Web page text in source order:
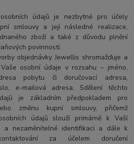
údajů je nezbytné pro účely
smlouvy a její následné realizace,
zboží a také z důvodu plnění
povinností.
objednávky Jewellis shromažďuje a
osobní údaje v rozsahu – jméno,
pobytu či doručovací adresa,
e-mailová adresa. Sdělení těchto
je základním předpokladem pro
změnu kupní smlouvy, přičemž
údajů slouží primárně k Vaší
a nezaměnitelné identifikaci a dále k
za účelem doručení